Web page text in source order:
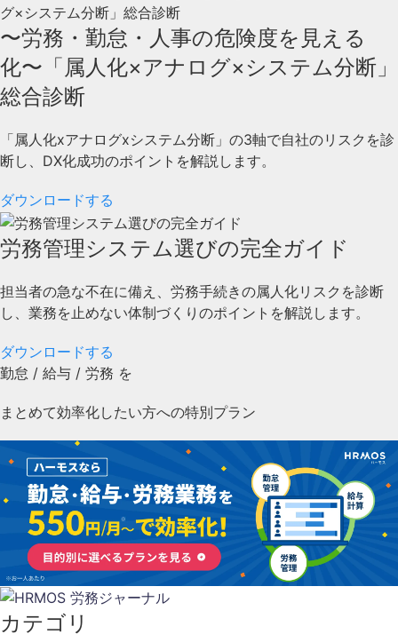
〜労務・勤怠・人事の危険度を見える
化〜「属人化×アナログ×システム分断」
総合診断
「属人化xアナログxシステム分断」の3軸で自社のリスクを診
断し、DX化成功のポイントを解説します。
ダウンロードする
労務管理システム選びの完全ガイド
担当者の急な不在に備え、労務手続きの属人化リスクを診断
し、業務を止めない体制づくりのポイントを解説します。
ダウンロードする
勤怠 / 給与 / 労務 を
まとめて効率化したい方への特別プラン
カテゴリ